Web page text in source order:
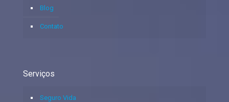
Blog
Contato
Serviços
Seguro Vida